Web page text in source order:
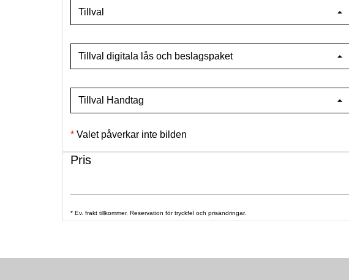
Tillval
Tillval digitala lås och beslagspaket
Tillval Handtag
Valet påverkar inte bilden
Pris
* Ev. frakt tillkommer. Reservation för tryckfel och prisändringar.